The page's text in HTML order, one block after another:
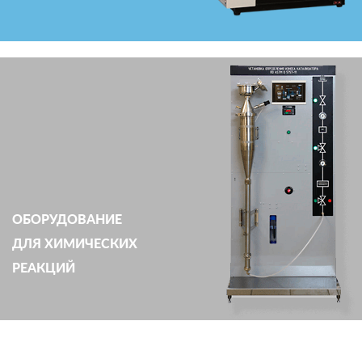
ОБОРУДОВАНИЕ
ДЛЯ ХИМИЧЕСКИХ
РЕАКЦИЙ